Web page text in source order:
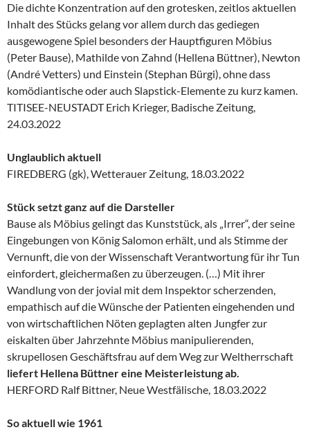
Die dichte Konzentration auf den grotesken, zeitlos aktuellen
Inhalt des Stücks gelang vor allem durch das gediegen
ausgewogene Spiel besonders der Hauptfiguren Möbius
(Peter Bause), Mathilde von Zahnd (Hellena Büttner), Newton
(André Vetters) und Einstein (Stephan Bürgi), ohne dass
komödiantische oder auch Slapstick-Elemente zu kurz kamen.
TITISEE-NEUSTADT Erich Krieger, Badische Zeitung,
24.03.2022
Unglaublich aktuell
FIREDBERG (gk), Wetterauer Zeitung, 18.03.2022
Stück setzt ganz auf die Darsteller
Bause als Möbius gelingt das Kunststück, als „Irrer“, der seine
Eingebungen von König Salomon erhält, und als Stimme der
Vernunft, die von der Wissenschaft Verantwortung für ihr Tun
einfordert, gleichermaßen zu überzeugen. (…) Mit ihrer
Wandlung von der jovial mit dem Inspektor scherzenden,
empathisch auf die Wünsche der Patienten eingehenden und
von wirtschaftlichen Nöten geplagten alten Jungfer zur
eiskalten über Jahrzehnte Möbius manipulierenden,
skrupellosen Geschäftsfrau auf dem Weg zur Weltherrschaft
liefert Hellena Büttner eine Meisterleistung ab.
HERFORD Ralf Bittner, Neue Westfälische, 18.03.2022
So aktuell wie 1961